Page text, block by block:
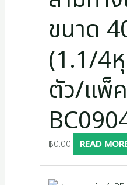
ขนาด
(1.1/4
ตัว/แพ็
฿0.00 READ